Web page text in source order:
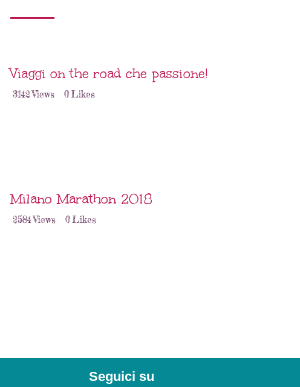
Viaggi on the road che passione!
3142 Views 0Likes
Milano Marathon 2018
2584Views 0Likes
Seguici su